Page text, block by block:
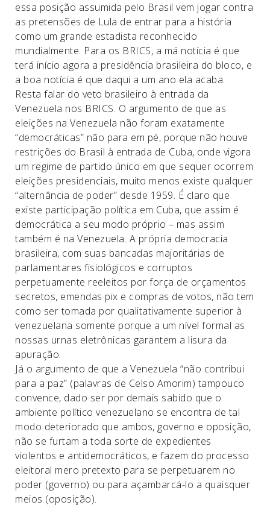
essa posição assumida pelo Brasil vem jogar contra
as pretensões de Lula de entrar para a história
como um grande estadista reconhecido
mundialmente. Para os BRICS, a má notícia é que
terá início agora a presidência brasileira do bloco, e
a boa notícia é que daqui a um ano ela acaba.
Resta falar do veto brasileiro à entrada da
Venezuela nos BRICS. O argumento de que as
eleições na Venezuela não foram exatamente
“democráticas” não para em pé, porque não houve
restrições do Brasil à entrada de Cuba, onde vigora
um regime de partido único em que sequer ocorrem
eleições presidenciais, muito menos existe qualquer
“alternância de poder” desde 1959. É claro que
existe participação política em Cuba, que assim é
democrática a seu modo próprio – mas assim
também é na Venezuela. A própria democracia
brasileira, com suas bancadas majoritárias de
parlamentares fisiológicos e corruptos
perpetuamente reeleitos por força de orçamentos
secretos, emendas pix e compras de votos, não tem
como ser tomada por qualitativamente superior à
venezuelana somente porque a um nível formal as
nossas urnas eletrônicas garantem a lisura da
apuração.
Já o argumento de que a Venezuela “não contribui
para a paz” (palavras de Celso Amorim) tampouco
convence, dado ser por demais sabido que o
ambiente político venezuelano se encontra de tal
modo deteriorado que ambos, governo e oposição,
não se furtam a toda sorte de expedientes
violentos e antidemocráticos, e fazem do processo
eleitoral mero pretexto para se perpetuarem no
poder (governo) ou para açambarcá-lo a quaisquer
meios (oposição).